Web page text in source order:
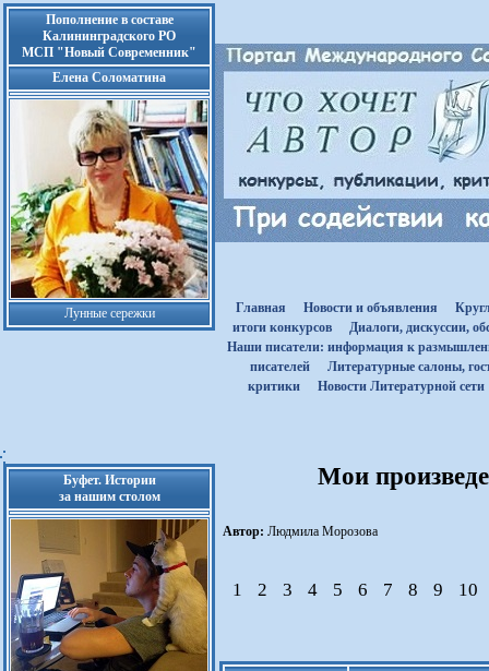
Пополнение в составе
Калининградского РО
МСП "Новый Современник"
Елена Соломатина
Лунные сережки Главная Новости и объявления
итоги конкурсов
Диалоги, дискуссии,
Наши писатели: информация к
писателей
Литературные салоны,
критики
Новости Литературной сети
Буфет. Истории
за нашим столом
Мои
Автор: Людмила Морозова
1 2 3 4 5 6 7 8 9 10